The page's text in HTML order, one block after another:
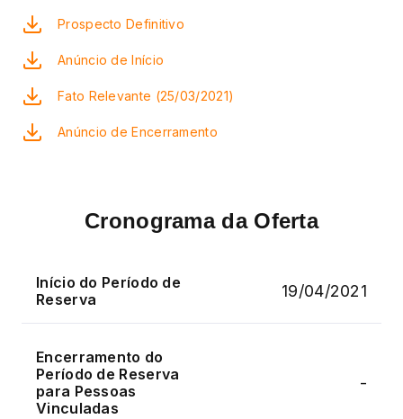
Prospecto Definitivo
Anúncio de Início
Fato Relevante (25/03/2021)
Anúncio de Encerramento
Cronograma da Oferta
Início do Período de
Reserva
19/04/2021
Encerramento do
Período de Reserva
para Pessoas
Vinculadas
-